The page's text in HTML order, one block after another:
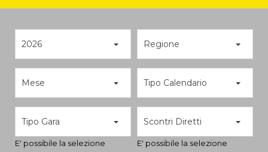
2026 Regione
Mese Tipo Calendario
Tipo Gara
E' possibile la selezione
Scontri Diretti
E' possibile la selezione